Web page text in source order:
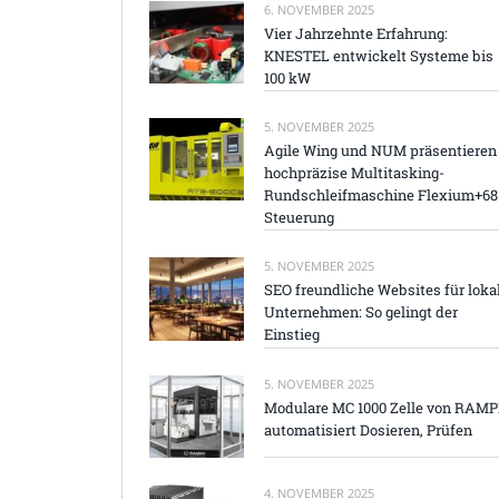
6. NOVEMBER 2025
Vier Jahrzehnte Erfahrung:
KNESTEL entwickelt Systeme bis
100 kW
5. NOVEMBER 2025
Agile Wing und NUM präsentieren
hochpräzise Multitasking-
Rundschleifmaschine Flexium+68
Steuerung
5. NOVEMBER 2025
SEO freundliche Websites für
Unternehmen: So gelingt der
Einstieg
5. NOVEMBER 2025
Modulare MC 1000 Zelle von
automatisiert Dosieren, Prüfen
4. NOVEMBER 2025